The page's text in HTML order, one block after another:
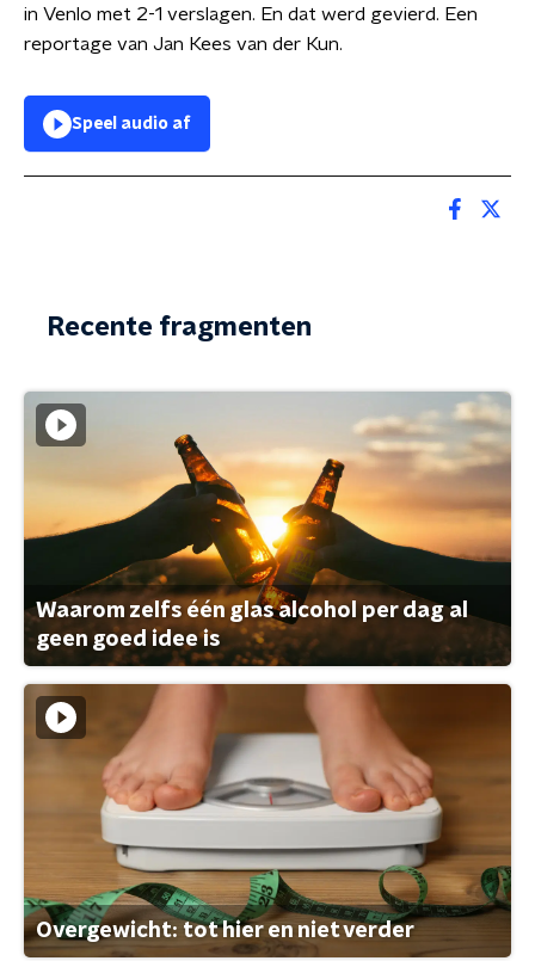
in Venlo met 2-1 verslagen. En dat werd gevierd. Een
reportage van Jan Kees van der Kun.
Speel audio af
Recente fragmenten
Waarom zelfs één glas alcohol per dag al
geen goed idee is
Overgewicht: tot hier en niet verder